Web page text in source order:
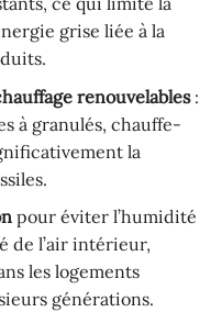
grise liée à la
renouvelables:
à granulés, chauffe-
la
pour éviter l’humidité
de l’air intérieur,
les logements
générations.